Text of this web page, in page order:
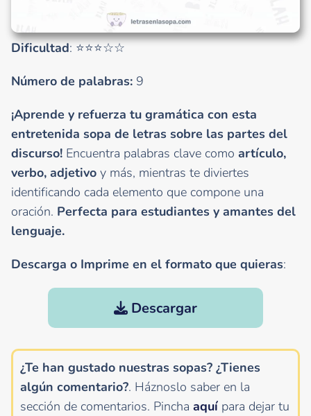
Dificultad: ⭐⭐⭐☆☆
Número de palabras: 9
¡Aprende y refuerza tu gramática con esta
entretenida sopa de letras sobre las partes del
discurso! Encuentra palabras clave como artículo,
verbo, adjetivo y más, mientras te diviertes
identificando cada elemento que compone una
oración. Perfecta para estudiantes y amantes del
lenguaje.
Descarga o Imprime en el formato que quieras:
Descargar
¿Te han gustado nuestras sopas? ¿Tienes
algún comentario?. Háznoslo saber en la
sección de comentarios. Pincha aquí para dejar tu